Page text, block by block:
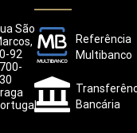
São
92
Referência
Multibanco
Bancária